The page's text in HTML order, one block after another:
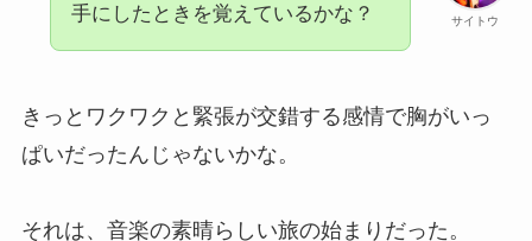
サイトウ
手にしたときを覚えているかな？
きっとワクワクと緊張が交錯する感情で胸がいっ
ぱいだったんじゃないかな。
それは、音楽の素晴らしい旅の始まりだった。